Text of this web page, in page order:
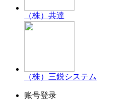
（株）共達
（株）三鋭システム
账号登录